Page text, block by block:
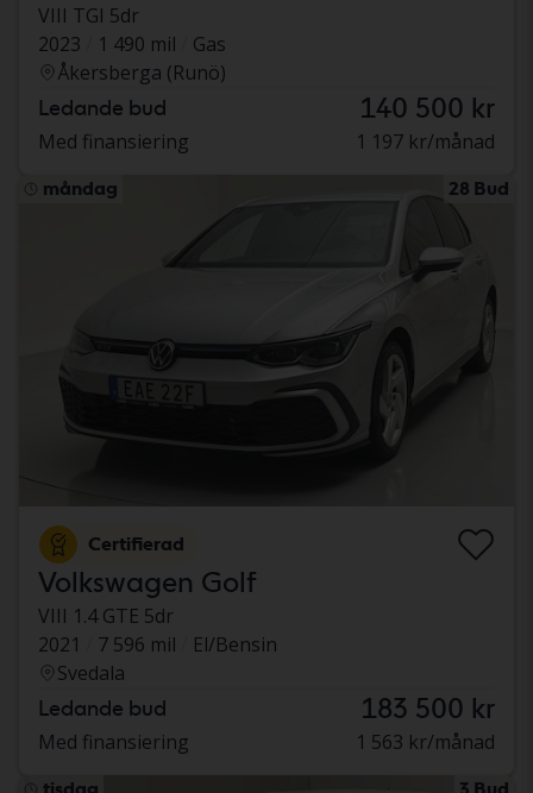
VIII TGI 5dr
2023
1 490 mil
Gas
Åkersberga (Runö)
Ledande bud 140 500 kr
Med finansiering 1 197 kr/månad
måndag 28 Bud
Certifierad
Volkswagen Golf
VIII 1.4 GTE 5dr
2021
7 596 mil
El/Bensin
Svedala
Ledande bud 183 500 kr
Med finansiering 1 563 kr/månad